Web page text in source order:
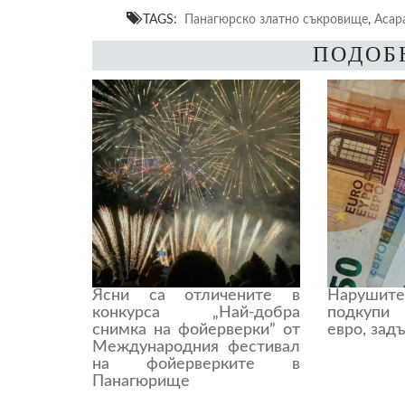
TAGS: Панагюрско златно съкровище,
Ясни са отличените в
конкурса „Най-добра
снимка на фойерверки” от
Международния фестивал
на фойерверките в
Панагюрище
евро,